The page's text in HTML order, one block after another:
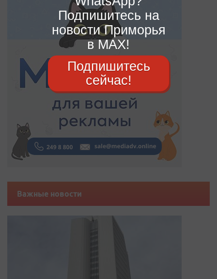
Важные новости
Подпишитесь на
новости Приморья
в MAX!
Подпишитесь
сейчас!